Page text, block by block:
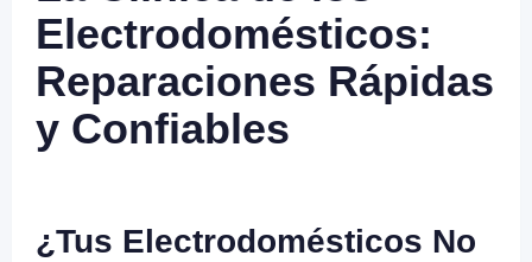
Electrodomésticos:
Reparaciones Rápidas
y Confiables
¿Tus Electrodomésticos No